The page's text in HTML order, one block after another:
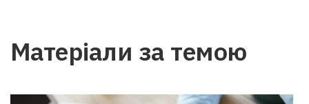
Матеріали за темою